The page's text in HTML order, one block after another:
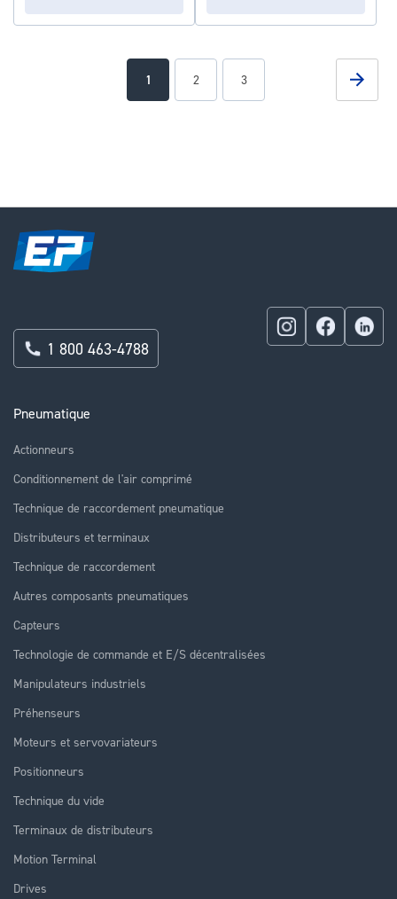
You're
1 Page
2 Page
3 Page
Pneumatique
Actionneurs
Conditionnement de l'air comprimé
Technique de raccordement pneumatique
Distributeurs et terminaux
Technique de raccordement
Autres composants pneumatiques
Capteurs
Technologie de commande et E/S décentralisées
Manipulateurs industriels
Préhenseurs
Moteurs et servovariateurs
Positionneurs
Technique du vide
Terminaux de distributeurs
Motion Terminal
Drives
1 800 463-4788